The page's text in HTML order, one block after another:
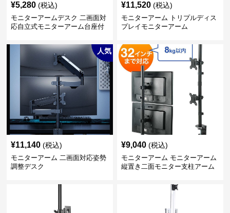
¥5,280 (税込)
モニターアームデスク 二画面対
応自立式モニターアーム台座付
¥11,520 (税込)
モニターアーム トリプルディス
プレイモニターアーム
人気
¥11,140 (税込)
モニターアーム 二画面対応姿勢
調整デスク
¥9,040 (税込)
モニターアーム モニターアーム
縦置き二面モニター支柱アーム